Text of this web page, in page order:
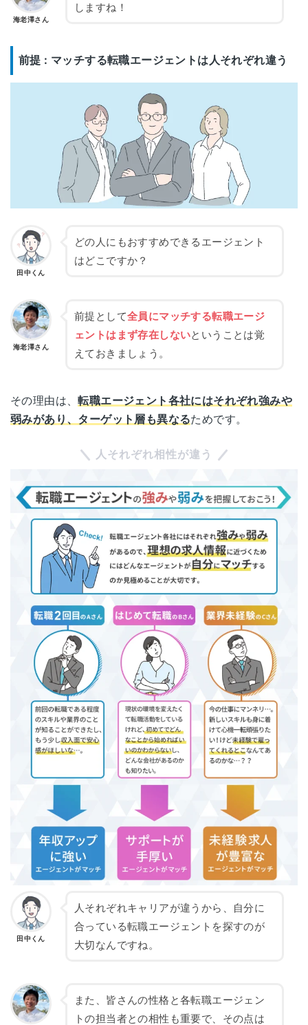
海老澤さん
しますね！
前提 : マッチする転職エージェントは人それぞれ違う
田中くん
どの人にもおすすめできるエージェント
はどこですか？
海老澤さん
前提として全員にマッチする転職エージ
ェントはまず存在しないということは覚
えておきましょう。
その理由は、転職エージェント各社にはそれぞれ強みや
弱みがあり、ターゲット層も異なるためです。
人それぞれ相性が違う
田中くん
人それぞれキャリアが違うから、自分に
合っている転職エージェントを探すのが
大切なんですね。
また、皆さんの性格と各転職エージェン
トの担当者との相性も重要で、その点は